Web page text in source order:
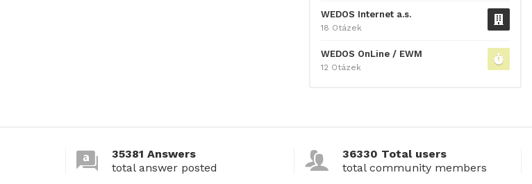
WEDOS Internet a.s.
18 Otázek
WEDOS OnLine / EWM
12 Otázek
35381 Answers
total answer posted
36330 Total users
total community members